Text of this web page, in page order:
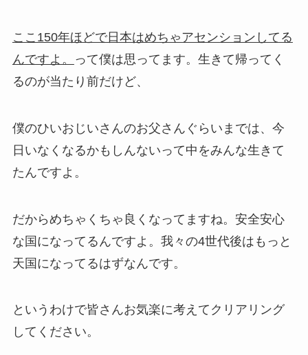
ここ150年ほどで日本はめちゃアセンションしてる
んですよ。
って僕は思ってます。生きて帰ってく
るのが当たり前だけど、
僕のひいおじいさんのお父さんぐらいまでは、今
日いなくなるかもしんないって中をみんな生きて
たんですよ。
だからめちゃくちゃ良くなってますね。安全安心
な国になってるんですよ。我々の4世代後はもっと
天国になってるはずなんです。
というわけで皆さんお気楽に考えてクリアリング
してください。